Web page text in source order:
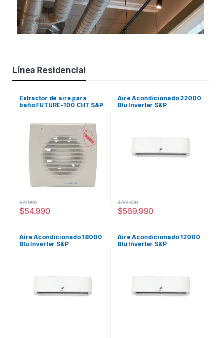
Línea Residencial
Extractor de aire para
baño FUTURE-100 CHT S&P
$54.990
$70.990
Aire Acondicionado 22000
Btu Inverter S&P
$569.990
$799.900
Aire Acondicionado 18000
Btu Inverter S&P
Aire Acondicionado 12000
Btu Inverter S&P